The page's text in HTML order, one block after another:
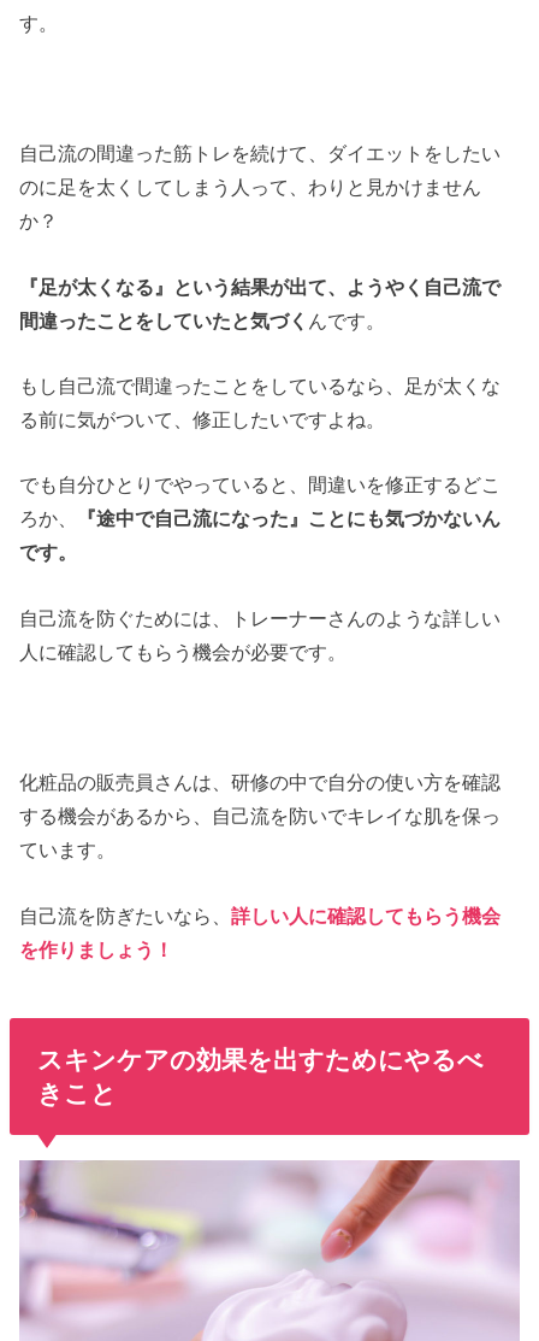
す。
自己流の間違った筋トレを続けて、ダイエットをしたい
のに足を太くしてしまう人って、わりと見かけません
か？
『足が太くなる』という結果が出て、ようやく自己流で
間違ったことをしていたと気づく んです。
もし自己流で間違ったことをしているなら、足が太くな
る前に気がついて、修正したいですよね。
でも自分ひとりでやっていると、間違いを修正するどこ
ろか、
『途中で自己流になった』ことにも気づかないん
です。
自己流を防ぐためには、トレーナーさんのような詳しい
人に確認してもらう機会が必要です。
化粧品の販売員さんは、研修の中で自分の使い方を確認
する機会があるから、自己流を防いでキレイな肌を保っ
ています。
自己流を防ぎたいなら、詳しい人に確認してもらう機会
を作りましょう！
スキンケアの効果を出すためにやるべ
きこと